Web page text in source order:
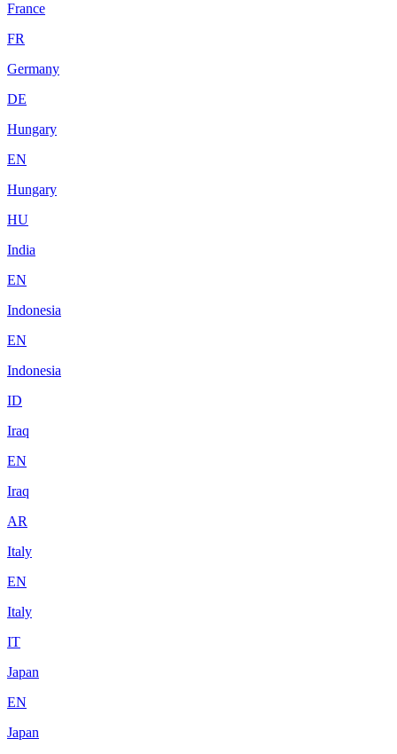
France
FR
Germany
DE
Hungary
EN
Hungary
HU
India
EN
Indonesia
EN
Indonesia
ID
Iraq
EN
Iraq
AR
Italy
EN
Italy
IT
Japan
EN
Japan